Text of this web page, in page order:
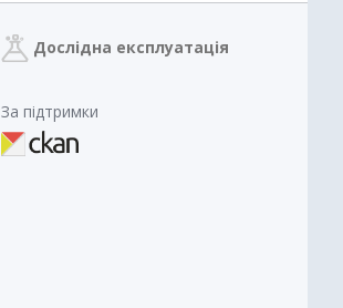
Дослідна експлуатація
За підтримки